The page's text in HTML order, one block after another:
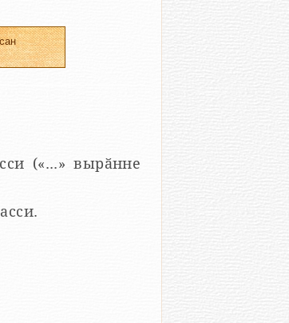
(«...» вырӑнне